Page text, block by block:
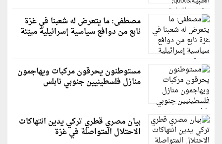
مصطفى: ما يتعرض له شعبنا في غزة
نابع من دوافع سياسية إسرائيلية مبيّتة
مستوطنون يحرقون مركبات ويهاجمون
منازل فلسطينيين جنوبي نابلس
بيان مصري قطري تركي يدين انتهاكات
الاحتلال المتواصلة في غزة